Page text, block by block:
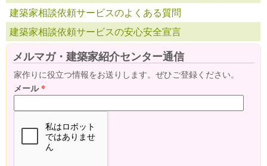
建築家相談依頼サービスのよくある質問
建築家相談依頼サービスの安心安全宣言
メルマガ・建築家紹介センター通信
家作りに役立つ情報をお送りします。ぜひご登録ください。
メール*